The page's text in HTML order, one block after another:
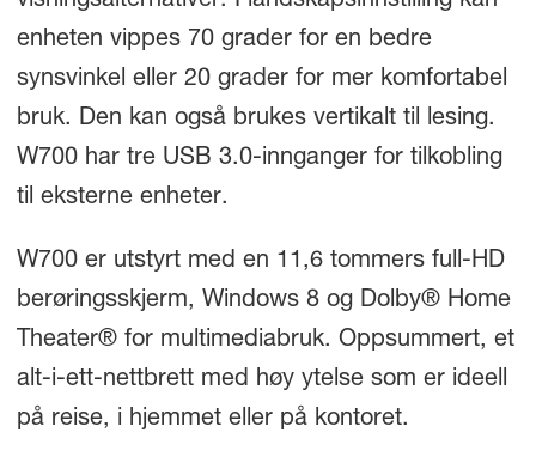
enheten vippes 70 grader for en bedre
synsvinkel eller 20 grader for mer komfortabel
bruk. Den kan også brukes vertikalt til lesing.
W700 har tre USB 3.0-innganger for tilkobling
til eksterne enheter.
W700 er utstyrt med en 11,6 tommers full-HD
berøringsskjerm, Windows 8 og Dolby® Home
Theater® for multimediabruk. Oppsummert, et
alt-i-ett-nettbrett med høy ytelse som er ideell
på reise, i hjemmet eller på kontoret.